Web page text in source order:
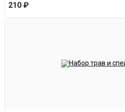
210 ₽